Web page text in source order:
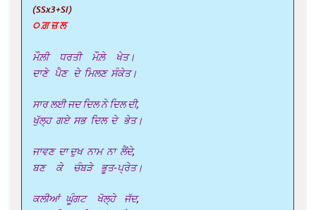
(SSx3+SI)
੦ ਗ਼ ਜ਼ ਲ
ਮੌਲ਼ੀ ਧਰਤੀ ਮੌਲ਼ੇ ਖੇਤ।
ਦਾਣੇ ਪੈਣ ਦੇ ਮਿਲਣ ਸੰਕੇਤ।
ਸਾਰ ਲਈ ਜਦ ਦਿਲ ਨੇ ਦਿਲ ਦੀ,
ਖੁੱਲ੍ਹ ਗਏ ਸਭ ਦਿਲ ਦੇ ਭੇਤ।
ਜਾਵਣ ਦਾ ਦੁਖ ਨਾਮ ਨਾ ਲੈਂਦੇ,
ਬਣ ਕੇ ਚੰਬੜੇ ਭੂਤ-ਪ੍ਰੇਤ।
ਕਲੀਆਂ ਘੂੰਗਟ ਖੋਲ੍ਹੇ ਜੱਦ,